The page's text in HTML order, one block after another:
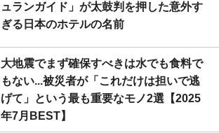
ュランガイド」が太鼓判を押した意外す
ぎる日本のホテルの名前
大地震でまず確保すべきは水でも食料で
もない...被災者が「これだけは担いで逃
げて」という最も重要なモノ2選【2025
年7月BEST】